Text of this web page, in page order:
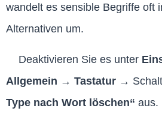
wandelt es sensible Begriffe oft
Alternativen um.
Deaktivieren Sie es unter
Allgemein → Tastatur →
Type nach Wort löschen“ aus.